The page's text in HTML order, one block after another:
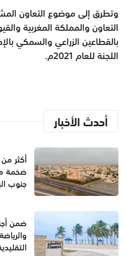
وتطرق إلى موضوع التعاون
التعاون والمملكة المغربية
بالقطاعين الزراعي والسمكي
اللجنة للعام 2021م.
أحدث الأخبار
ضخمة
جنوب
ضمن